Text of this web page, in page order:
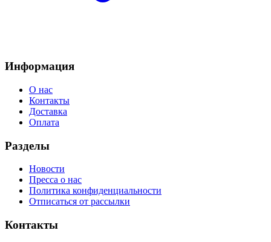
Информация
О нас
Контакты
Доставка
Оплата
Разделы
Новости
Пресса о нас
Политика конфиденциальности
Отписаться от рассылки
Контакты